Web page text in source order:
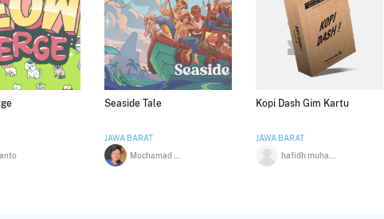
Seaside Tale
JAWA BARAT
Kopi Dash Gim Kartu
JAWA BARAT